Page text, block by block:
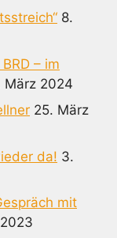
8.
– im
März 2024
25. März
da! 3.
mit